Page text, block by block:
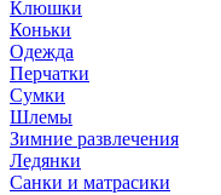
Клюшки
Коньки
Одежда
Перчатки
Сумки
Шлемы
Зимние развлечения
Ледянки
Санки и матрасики